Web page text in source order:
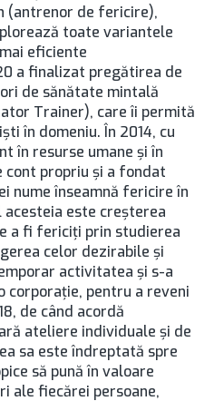
(antrenor de fericire),
toate variantele
eficiente
a finalizat pregătirea de
de sănătate mintală
Trainer), care îi permită
în domeniu. În 2014, cu
în resurse umane și în
cont propriu și a fondat
nume înseamnă fericire în
acesteia este creșterea
a fi fericiți prin studierea
celor dezirabile și
activitatea și s-a
corporație, pentru a reveni
de când acordă
ateliere individuale și de
sa este îndreptată spre
să pună în valoare
ale fiecărei persoane,